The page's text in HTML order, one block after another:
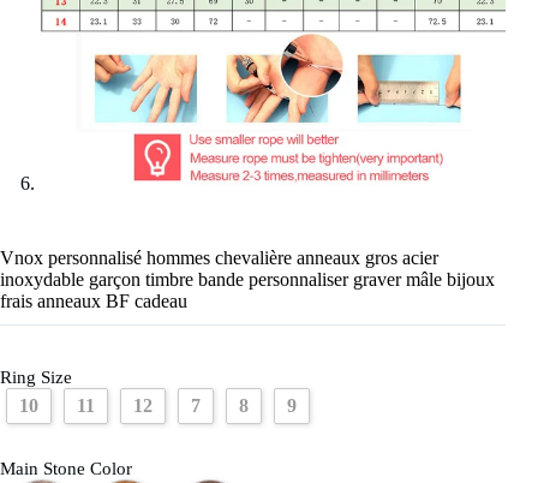
Vnox personnalisé hommes chevalière anneaux gros acier
inoxydable garçon timbre bande personnaliser graver mâle bijoux
frais anneaux BF cadeau
Ring Size
10 11 12 7 8 9
Main Stone Color